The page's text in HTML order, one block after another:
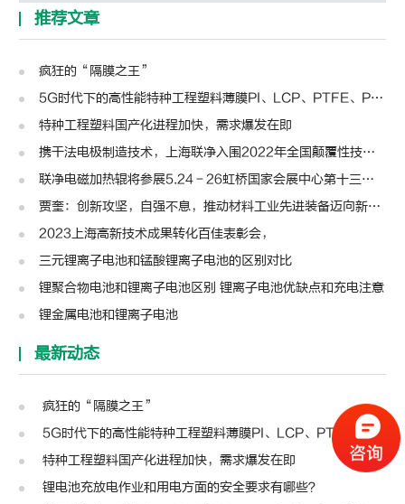
推荐文章
疯狂的“隔膜之王”
5G时代下的高性能特种工程塑料薄膜PI、LCP、PTFE、PPS、PEEK、PEN
特种工程塑料国产化进程加快，需求爆发在即
携干法电极制造技术，上海联净入围2022年全国颠覆性技术创新大赛
联净电磁加热辊将参展5.24－26虹桥国家会展中心第十三届模切展
贾奎：创新攻坚，自强不息，推动材料工业先进装备迈向新高度 | 高转先锋人物
2023上海高新技术成果转化百佳表彰会，
三元锂离子电池和锰酸锂离子电池的区别对比
锂聚合物电池和锂离子电池区别 锂离子电池优缺点和充电注意
锂金属电池和锂离子电池
最新动态
疯狂的“隔膜之王”
5G时代下的高性能特种工程塑料薄膜PI、LCP、PTFE、PPS、PEEK、PEN
特种工程塑料国产化进程加快，需求爆发在即
锂电池充放电作业和用电方面的安全要求有哪些？